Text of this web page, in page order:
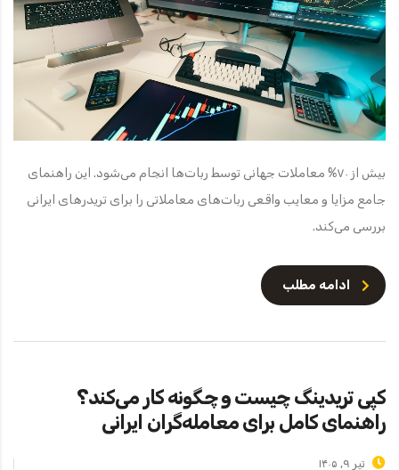
بیش از ۷۰% معاملات جهانی توسط ربات‌ها انجام می‌شود. این راهنمای
جامع مزایا و معایب واقعی ربات‌های معاملاتی را برای تریدرهای ایرانی
بررسی می‌کند.
ادامه مطلب
کپی تریدینگ چیست و چگونه کار می‌کند؟
راهنمای کامل برای معامله‌گران ایرانی
تیر ۹, ۱۴۰۵